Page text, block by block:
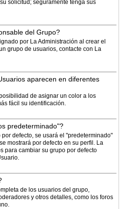
solicitud; seguramente tenga sus
del Grupo?
por La Administración al crear el
grupo de usuarios, contacte con La
aparecen en diferentes
de asignar un color a los
fácil su identificación.
predeterminado"?
defecto, se usará el "predeterminado"
mostrará por defecto en su perfil. La
para cambiar su grupo por defecto
de los usuarios del grupo,
y otros detalles, como los foros